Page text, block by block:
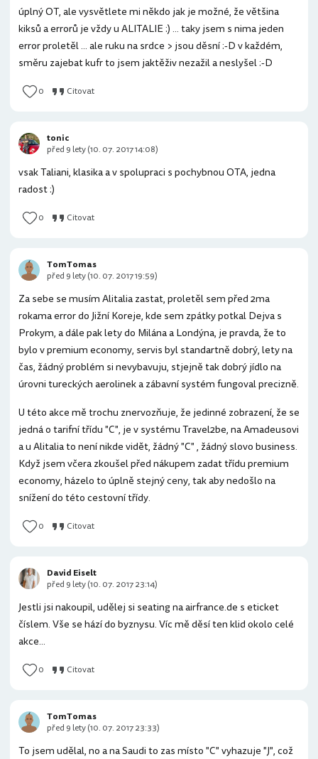
úplný OT, ale vysvětlete mi někdo jak je možné, že většina
kiksů a errorů je vždy u ALITALIE :) ... taky jsem s nima jeden
error proletěl ... ale ruku na srdce > jsou děsní :-D v každém,
směru zajebat kufr to jsem jaktěživ nezažil a neslyšel :-D
0 Citovat
vsak Taliani, klasika a v spolupraci s pochybnou OTA, jedna
radost :)
0 Citovat
tonic
před 9 lety (10. 07. 2017 14:08)
Za sebe se musím Alitalia zastat, proletěl sem před 2ma
rokama error do Jižní Koreje, kde sem zpátky potkal Dejva s
Prokym, a dále pak lety do Milána a Londýna, je pravda, že to
bylo v premium economy, servis byl standartně dobrý, lety na
čas, žádný problém si nevybavuju, stjejně tak dobrý jídlo na
úrovni tureckých aerolinek a zábavní systém fungoval precizně.
U této akce mě trochu znervozňuje, že jedinné zobrazení, že se
jedná o tarifní třídu "C", je v systému Travel2be, na Amadeusovi
a u Alitalia to není nikde vidět, žádný "C" , žádný slovo business.
Když jsem včera zkoušel před nákupem zadat třídu premium
economy, házelo to úplně stejný ceny, tak aby nedošlo na
snížení do této cestovní třídy.
0 Citovat
TomTomas
před 9 lety (10. 07. 2017 19:59)
Jestli jsi nakoupil, udělej si seating na airfrance.de s eticket
číslem. Vše se hází do byznysu. Víc mě děsí ten klid okolo celé
akce...
0 Citovat
David Eiselt
před 9 lety (10. 07. 2017 23:14)
To jsem udělal, no a na Saudi to zas místo "C" vyhazuje "J", což
TomTomas
před 9 lety (10. 07. 2017 23:33)